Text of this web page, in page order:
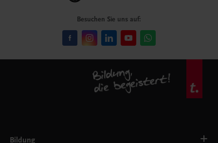
Besuchen Sie uns auf:
Bildung